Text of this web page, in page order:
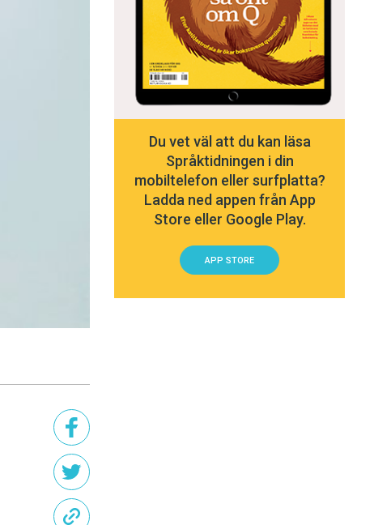
Du vet väl att du kan läsa
Språktidningen i din
mobiltelefon eller surfplatta?
Ladda ned appen från App
Store eller Google Play.
APP STORE